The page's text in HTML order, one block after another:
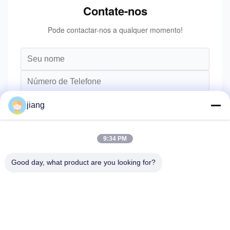
Contate-nos
Pode contactar-nos a qualquer momento!
jiang
9:34 PM
Good day, what product are you looking for?